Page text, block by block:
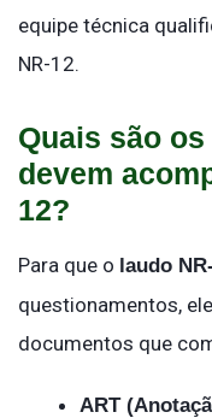
equipe técnica
NR-12.
Quais são
devem
12?
Para que o laudo
questionamentos,
documentos que
ART